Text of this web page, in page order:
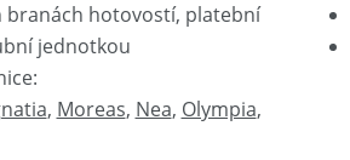
branách hotovostí, platební
jednotkou
, Moreas, Nea, Olympia,